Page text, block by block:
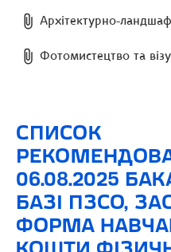
Архітектурно-
Фотомистецтво та
СПИСОК
06.08.2025
БАЗІ ПЗСО,
ФОРМА